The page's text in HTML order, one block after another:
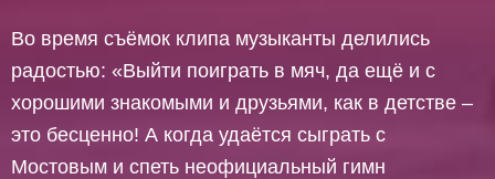
Во время съёмок клипа музыканты делились
радостью: «Выйти поиграть в мяч, да ещё и с
хорошими знакомыми и друзьями, как в детстве –
это бесценно! А когда удаётся сыграть с
Мостовым и спеть неофициальный гимн